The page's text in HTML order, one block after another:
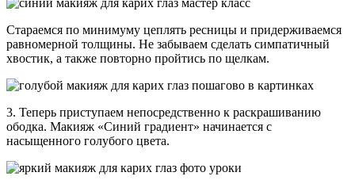
Стараемся по минимуму цеплять ресницы и придерживаемся
равномерной толщины. Не забываем сделать симпатичный
хвостик, а также повторно пройтись по щелкам.
3. Теперь приступаем непосредственно к раскрашиванию
ободка. Макияж «Синий градиент» начинается с
насыщенного голубого цвета.